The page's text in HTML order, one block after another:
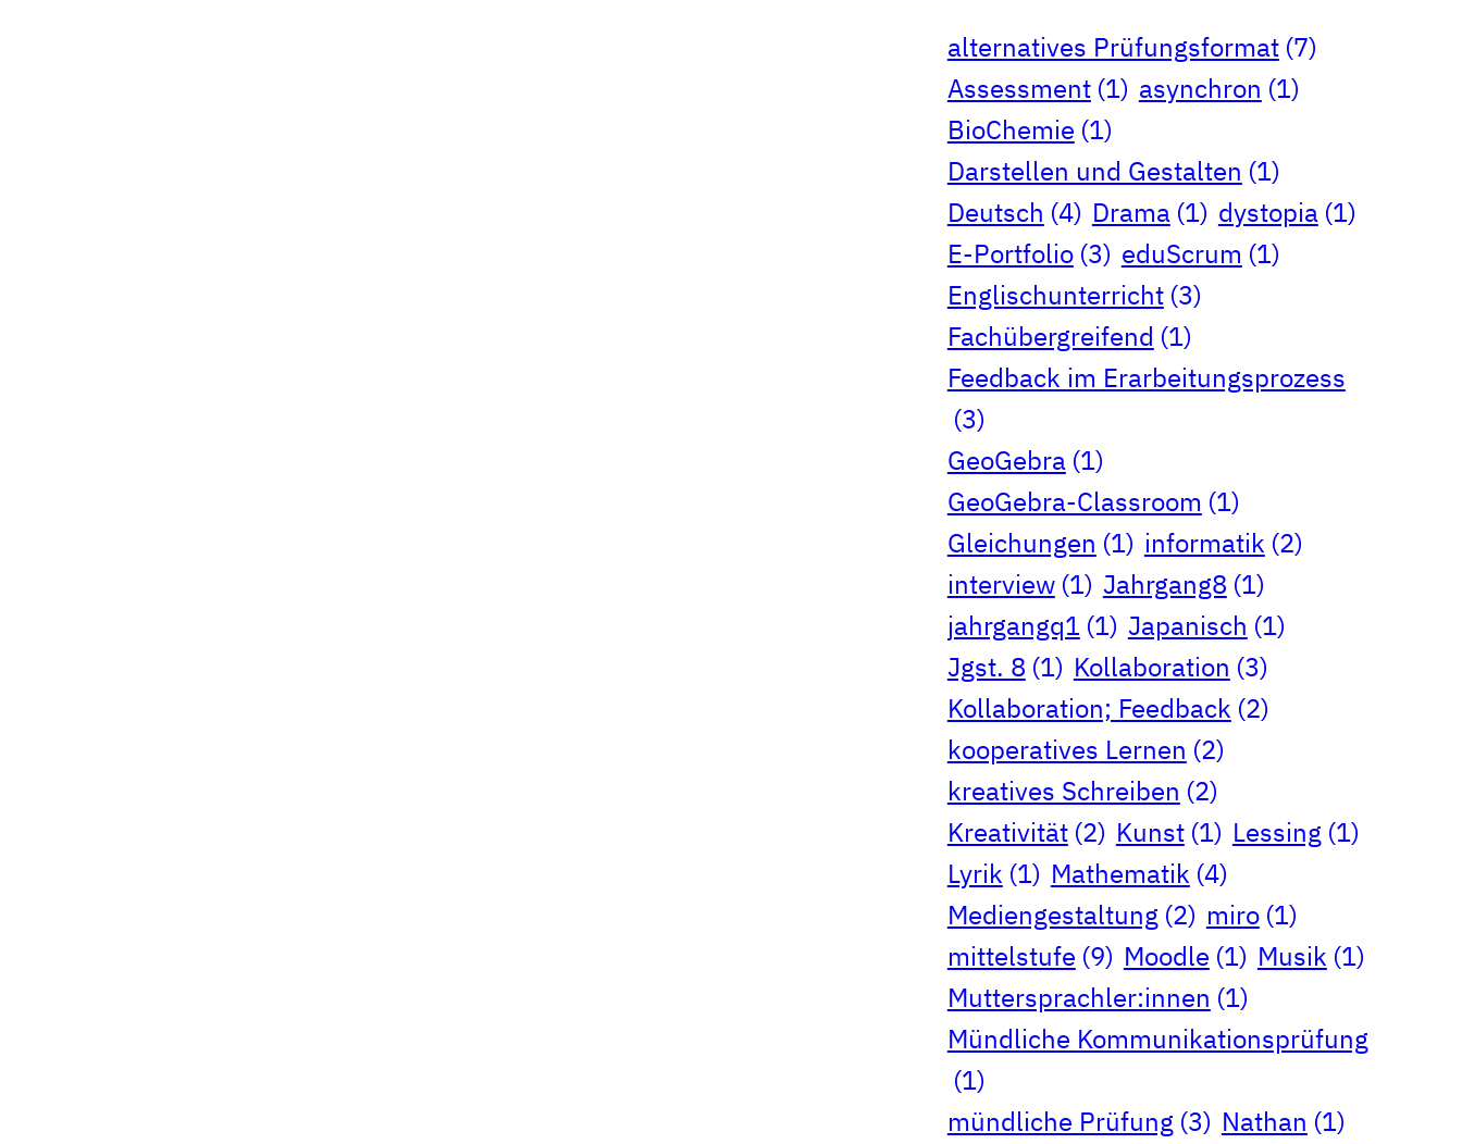
alternatives Prüfungsformat (7)
Assessment (1) asynchron (1)
BioChemie (1)
Darstellen und Gestalten (1)
Deutsch (4) Drama (1) dystopia (1)
E-Portfolio (3) eduScrum (1)
Englischunterricht (3)
Fachübergreifend (1)
Feedback im Erarbeitungsprozess
(3)
GeoGebra (1)
GeoGebra-Classroom (1)
Gleichungen (1) informatik (2)
interview (1) Jahrgang8 (1)
jahrgangq1 (1) Japanisch (1)
Jgst. 8 (1) Kollaboration (3)
Kollaboration; Feedback (2)
kooperatives Lernen (2)
kreatives Schreiben (2)
Kreativität (2) Kunst (1) Lessing (1)
Lyrik (1) Mathematik (4)
Mediengestaltung (2) miro (1)
mittelstufe (9) Moodle (1) Musik (1)
Muttersprachler:innen (1)
Mündliche Kommunikationsprüfung
(1)
mündliche Prüfung (3) Nathan (1)